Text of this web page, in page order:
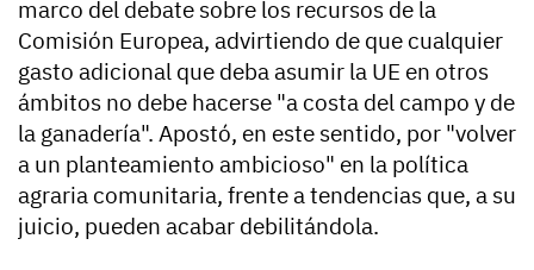
marco del debate sobre los recursos de la
Comisión Europea, advirtiendo de que cualquier
gasto adicional que deba asumir la UE en otros
ámbitos no debe hacerse "a costa del campo y de
la ganadería". Apostó, en este sentido, por "volver
a un planteamiento ambicioso" en la política
agraria comunitaria, frente a tendencias que, a su
juicio, pueden acabar debilitándola.